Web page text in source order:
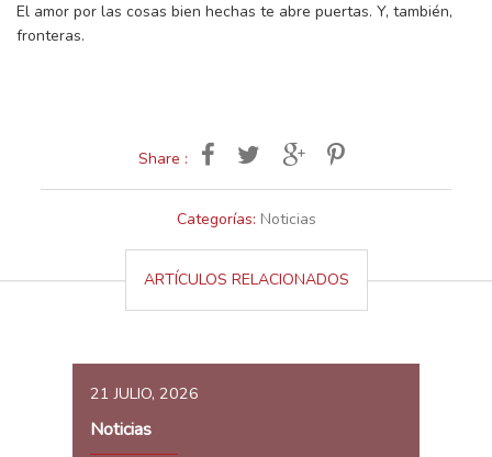
El amor por las cosas bien hechas te abre puertas. Y, también,
fronteras.
Share :
Categorías: Noticias
ARTÍCULOS RELACIONADOS
21 JULIO, 2026
Noticias